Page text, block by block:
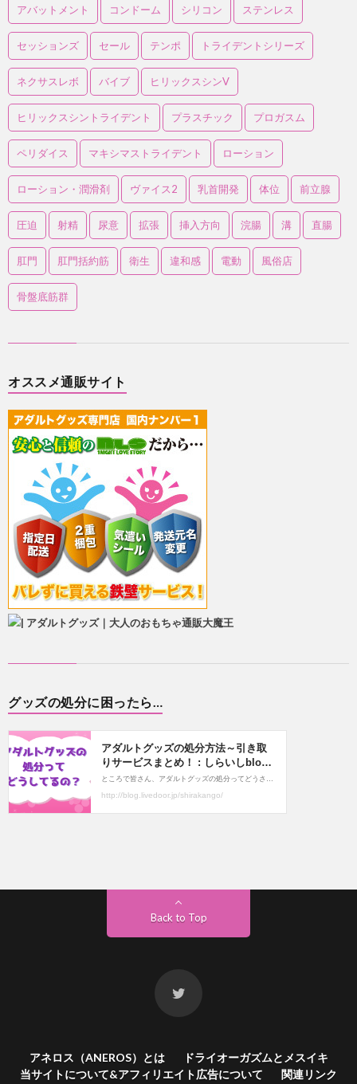
アバットメント コンドーム シリコン ステンレス
セッションズ セール テンポ トライデントシリーズ
ネクサスレボ バイブ ヒリックスシンV
ヒリックスシントライデント プラスチック プロガスム
ペリダイス マキシマストライデント ローション
ローション・潤滑剤 ヴァイス2 乳首開発 体位 前立腺
圧迫 射精 尿意 拡張 挿入方向 浣腸 溝 直腸
肛門 肛門括約筋 衛生 違和感 電動 風俗店
骨盤底筋群
オススメ通販サイト
グッズの処分に困ったら…
Back to Top
アネロス（ANEROS）とは
ドライオーガズムとメスイキ
当サイトについて&アフィリエイト広告について
関連リンク